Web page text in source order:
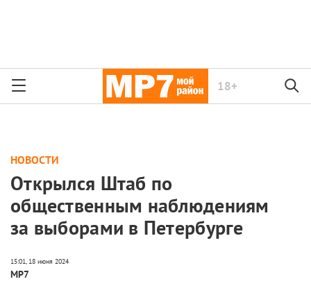
18+
НОВОСТИ
Открылся Штаб по
общественным наблюдениям
за выборами в Петербурге
МР7